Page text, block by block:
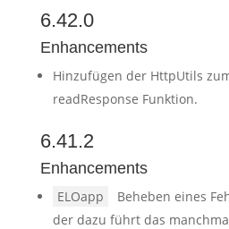
6.42.0
Enhancements
Hinzufügen der HttpUtils
readResponse Funktion.
6.41.2
Enhancements
ELOapp
Beheben eines
der dazu führt das